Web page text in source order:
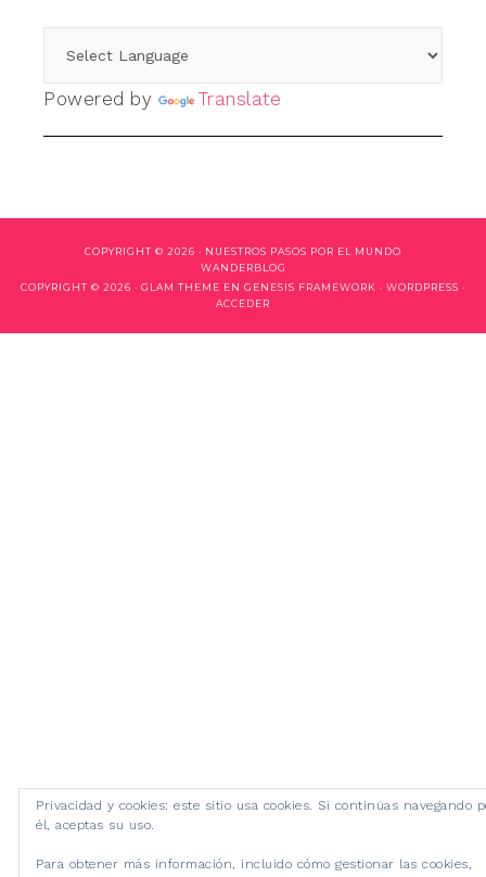
Powered by Translate
COPYRIGHT © 2026 · NUESTROS PASOS POR EL MUNDO
WANDERBLOG
COPYRIGHT © 2026 · GLAM THEME EN GENESIS FRAMEWORK · WORDPRESS ·
ACCEDER
Privacidad y cookies: este sitio usa cookies. Si continúas navegando
él, aceptas su uso.
Para obtener más información, incluido cómo gestionar las cookies,